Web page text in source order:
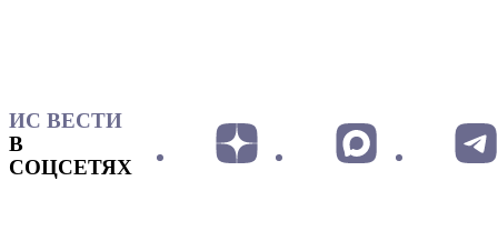
ИС ВЕСТИ
В
СОЦСЕТЯХ